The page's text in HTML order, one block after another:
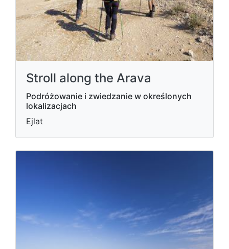
Stroll along the Arava
Podróżowanie i zwiedzanie w określonych
lokalizacjach
Ejlat